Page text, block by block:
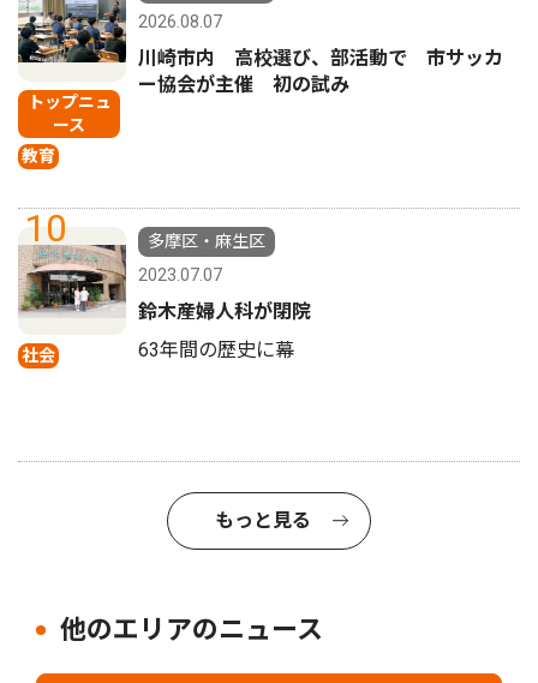
トップニュ
ース
教育
2026.08.07
川崎市内 高校選び、部活動で 市サッカ
ー協会が主催 初の試み
10
社会
多摩区・麻生区
2023.07.07
鈴木産婦人科が閉院
63年間の歴史に幕
もっと見る
他のエリアのニュース